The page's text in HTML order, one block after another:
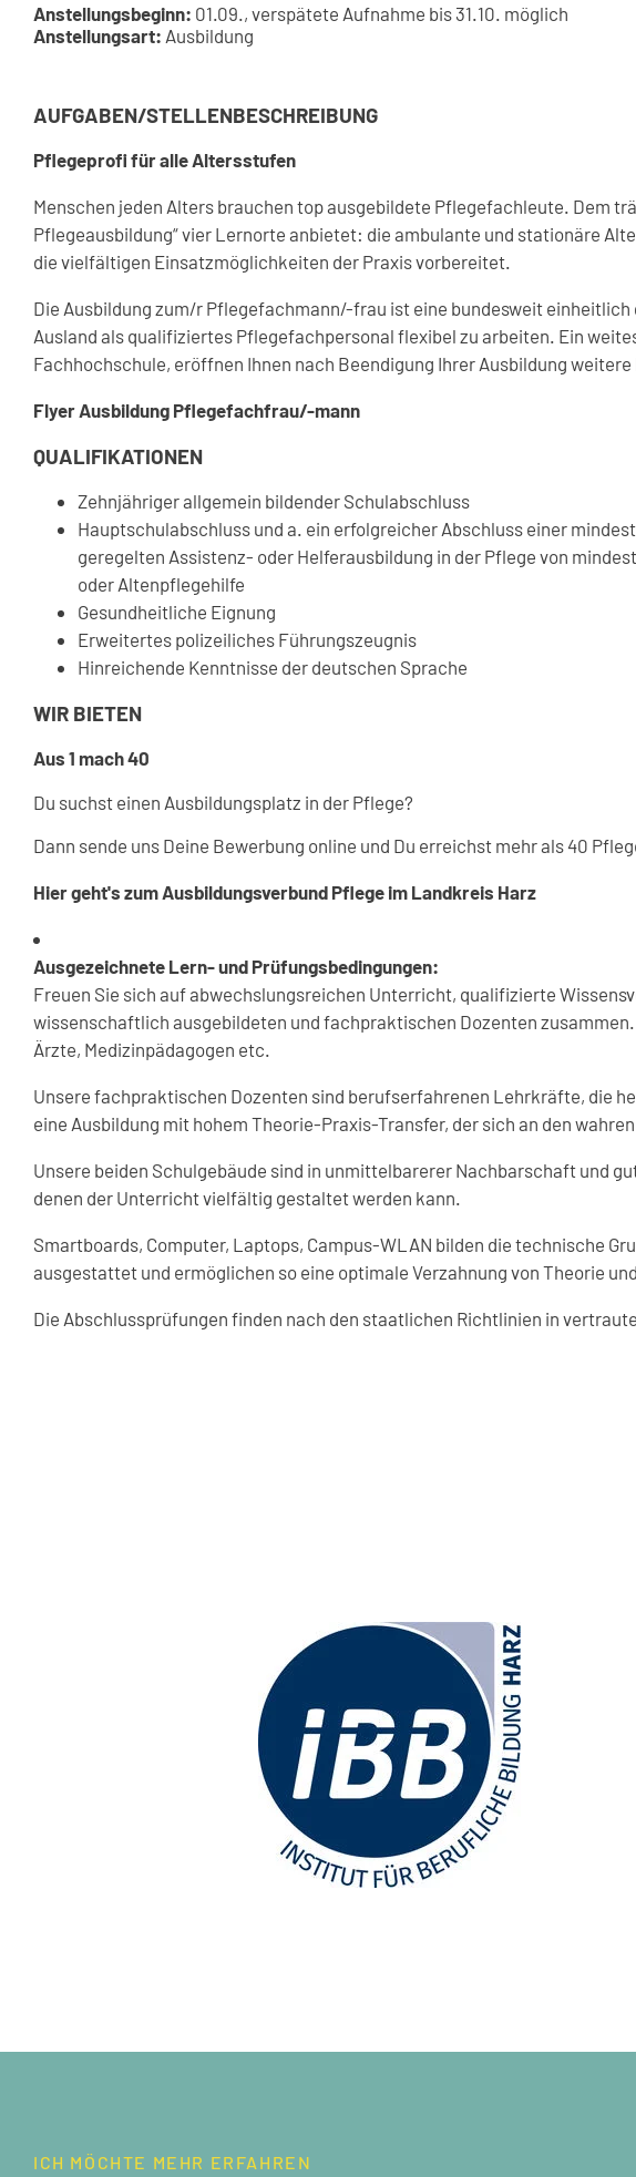
Anstellungsbeginn: 01.09., verspätete Aufnahme bis 31.10. möglich
Anstellungsart: Ausbildung
AUFGABEN/STELLENBESCHREIBUNG
Pflegeprofi für alle Altersstufen
Menschen jeden Alters brauchen top ausgebildete Pflegefachleute. Dem
Pflegeausbildung“ vier Lernorte anbietet: die ambulante und stationäre
die vielfältigen Einsatzmöglichkeiten der Praxis vorbereitet.
Die Ausbildung zum/r Pflegefachmann/-frau ist eine bundesweit
Ausland als qualifiziertes Pflegefachpersonal flexibel zu arbeiten. Ein
Fachhochschule, eröffnen Ihnen nach Beendigung Ihrer Ausbildung
Flyer Ausbildung Pflegefachfrau/-mann
QUALIFIKATIONEN
Zehnjähriger allgemein bildender Schulabschluss
Hauptschulabschluss und a. ein erfolgreicher Abschluss einer
geregelten Assistenz- oder Helferausbildung in der Pflege von
oder Altenpflegehilfe
Gesundheitliche Eignung
Erweitertes polizeiliches Führungszeugnis
Hinreichende Kenntnisse der deutschen Sprache
WIR BIETEN
Aus 1 mach 40
Du suchst einen Ausbildungsplatz in der Pflege?
Dann sende uns Deine Bewerbung online und Du erreichst mehr als 40
Hier geht's zum Ausbildungsverbund Pflege im Landkreis Harz
Ausgezeichnete Lern- und Prüfungsbedingungen:
Freuen Sie sich auf abwechslungsreichen Unterricht, qualifizierte
wissenschaftlich ausgebildeten und fachpraktischen Dozenten
Ärzte, Medizinpädagogen etc.
Unsere fachpraktischen Dozenten sind berufserfahrenen Lehrkräfte, die
eine Ausbildung mit hohem Theorie-Praxis-Transfer, der sich an den
Unsere beiden Schulgebäude sind in unmittelbarerer Nachbarschaft und
denen der Unterricht vielfältig gestaltet werden kann.
Smartboards, Computer, Laptops, Campus-WLAN bilden die technische
ausgestattet und ermöglichen so eine optimale Verzahnung von Theorie
Die Abschlussprüfungen finden nach den staatlichen Richtlinien in
ICH MÖCHTE MEHR ERFAHREN